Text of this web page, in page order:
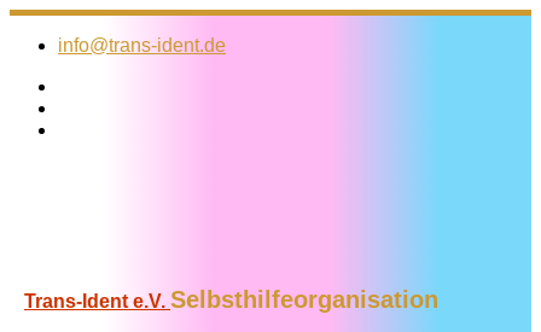
Zum
Inhalt
info@trans-ident.de
Trans-Ident e.V. Selbsthilfeorganisation